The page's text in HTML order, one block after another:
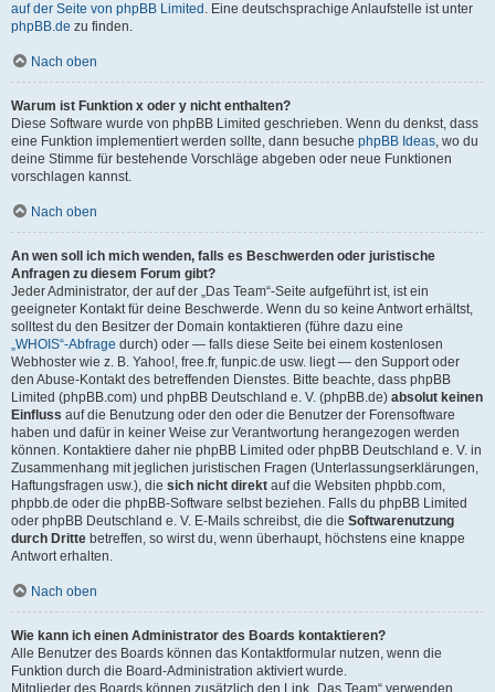
auf der Seite von phpBB Limited . Eine deutschsprachige Anlaufstelle ist unter
phpBB.de zu finden.
Nach oben
Warum ist Funktion x oder y nicht enthalten?
Diese Software wurde von phpBB Limited geschrieben. Wenn du denkst, dass
eine Funktion implementiert werden sollte, dann besuche phpBB Ideas, wo du
deine Stimme für bestehende Vorschläge abgeben oder neue Funktionen
vorschlagen kannst.
Nach oben
An wen soll ich mich wenden, falls es Beschwerden oder juristische
Anfragen zu diesem Forum gibt?
Jeder Administrator, der auf der „Das Team“-Seite aufgeführt ist, ist ein
geeigneter Kontakt für deine Beschwerde. Wenn du so keine Antwort erhältst,
solltest du den Besitzer der Domain kontaktieren (führe dazu eine
„WHOIS“-Abfrage durch) oder — falls diese Seite bei einem kostenlosen
Webhoster wie z. B. Yahoo!, free.fr, funpic.de usw. liegt — den Support oder
den Abuse-Kontakt des betreffenden Dienstes. Bitte beachte, dass phpBB
Limited (phpBB.com) und phpBB Deutschland e. V. (phpBB.de) absolut keinen
Einfluss auf die Benutzung oder den oder die Benutzer der Forensoftware
haben und dafür in keiner Weise zur Verantwortung herangezogen werden
können. Kontaktiere daher nie phpBB Limited oder phpBB Deutschland e. V. in
Zusammenhang mit jeglichen juristischen Fragen (Unterlassungserklärungen,
Haftungsfragen usw.), die sich nicht direkt auf die Websiten phpbb.com,
phpbb.de oder die phpBB-Software selbst beziehen. Falls du phpBB Limited
oder phpBB Deutschland e. V. E-Mails schreibst, die die Softwarenutzung
durch Dritte betreffen, so wirst du, wenn überhaupt, höchstens eine knappe
Antwort erhalten.
Nach oben
Wie kann ich einen Administrator des Boards kontaktieren?
Alle Benutzer des Boards können das Kontaktformular nutzen, wenn die
Funktion durch die Board-Administration aktiviert wurde.
Mitglieder des Boards können zusätzlich den Link „Das Team“ verwenden.